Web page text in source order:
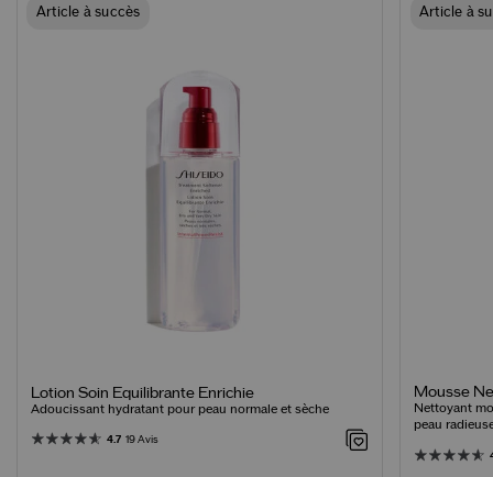
Article à succès
Lotion Soin Equilibrante Enrichie
Adoucissant hydratant pour peau normale et sèche
4.7 19 Avis
Article à
Mousse
Nettoyant
peau